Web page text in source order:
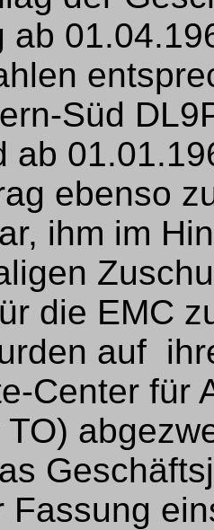
ab
Süd
ab
ebenso
ihm im
die EMC
auf
Center für
Fassung